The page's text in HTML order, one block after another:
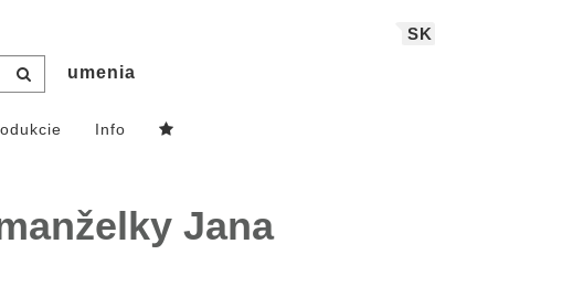
SK
umenia
Info
Jana